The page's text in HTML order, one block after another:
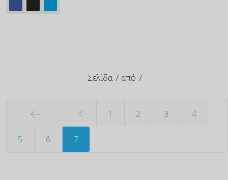
Σελίδα 7 από 7
Έναρξη
1 2 3 4
5 6 7